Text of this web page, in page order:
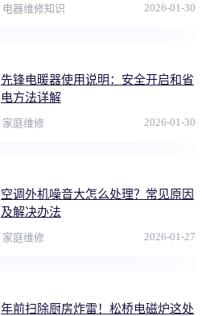
电器维修知识 2026-01-30
先锋电暖器使用说明：安全开启和省
电方法详解
家庭维修 2026-01-30
空调外机噪音大怎么处理？常见原因
及解决办法
家庭维修 2026-01-27
年前扫除厨房炸雷！松桥电磁炉这处